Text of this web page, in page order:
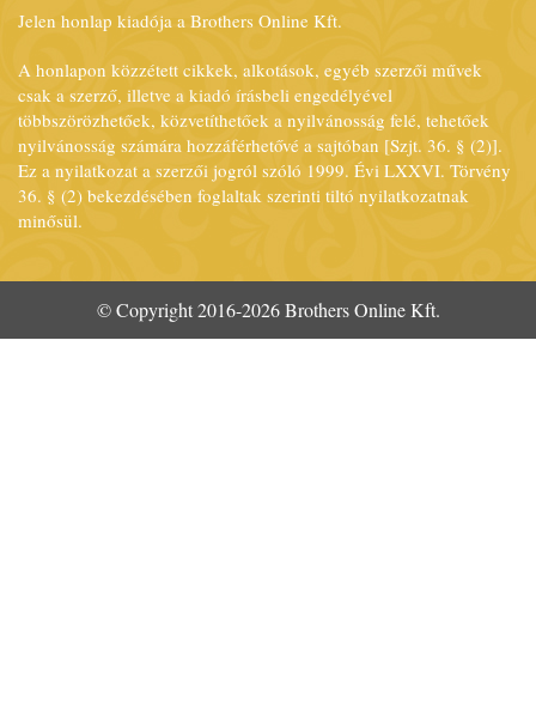
Jelen honlap kiadója a Brothers Online Kft.
A honlapon közzétett cikkek, alkotások, egyéb szerzői művek
csak a szerző, illetve a kiadó írásbeli engedélyével
többszörözhetőek, közvetíthetőek a nyilvánosság felé, tehetőek
nyilvánosság számára hozzáférhetővé a sajtóban [Szjt. 36. § (2)].
Ez a nyilatkozat a szerzői jogról szóló 1999. Évi LXXVI. Törvény
36. § (2) bekezdésében foglaltak szerinti tiltó nyilatkozatnak
minősül.
© Copyright 2016-2026 Brothers Online Kft.